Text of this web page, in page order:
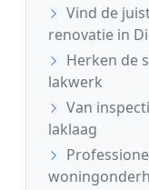
Vind de
renovatie in
Herken de
lakwerk
Van
laklaag